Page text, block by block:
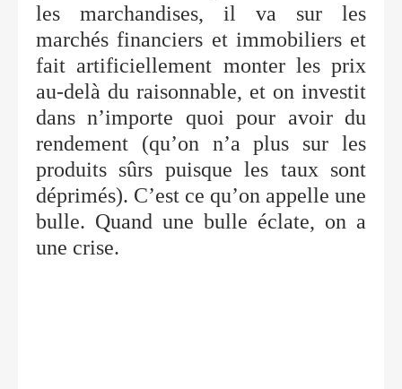
les marchandises, il va sur les
marchés financiers et immobiliers et
fait artificiellement monter les prix
au-delà du raisonnable, et on investit
dans n’importe quoi pour avoir du
rendement (qu’on n’a plus sur les
produits sûrs puisque les taux sont
déprimés). C’est ce qu’on appelle une
bulle. Quand une bulle éclate, on a
une crise.